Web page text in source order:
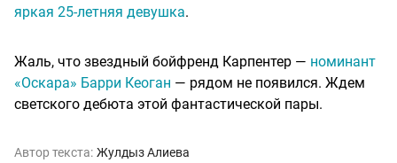
яркая 25-летняя девушка.
Жаль, что звездный бойфренд Карпентер — номинант
«Оскара» Барри Кеоган — рядом не появился. Ждем
светского дебюта этой фантастической пары.
Автор текста: Жулдыз Алиева